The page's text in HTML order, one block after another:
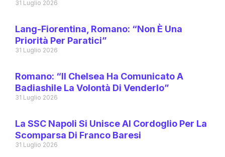
31 Luglio 2026
Lang-Fiorentina, Romano: “Non È Una
Priorità Per Paratici”
31 Luglio 2026
Romano: “Il Chelsea Ha Comunicato A
Badiashile La Volontà Di Venderlo”
31 Luglio 2026
La SSC Napoli Si Unisce Al Cordoglio Per La
Scomparsa Di Franco Baresi
31 Luglio 2026